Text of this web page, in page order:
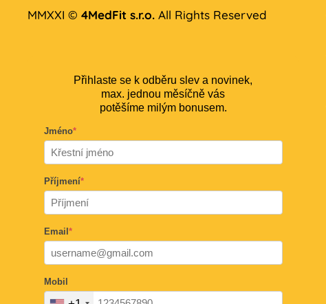
MMXXI © 4MedFit s.r.o. All Rights Reserved
Přihlaste se k odběru slev a novinek,
max. jednou měsíčně vás
potěšíme milým bonusem.
Jméno*
Příjmení*
Email *
Mobil